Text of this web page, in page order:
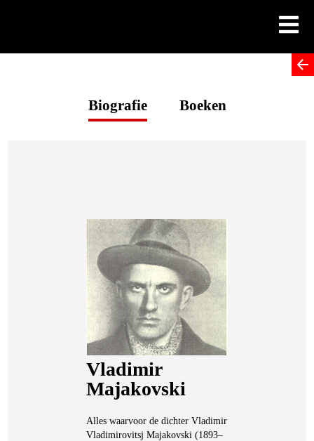
Biografie Boeken
Vladimir
Majakovski
Alles waarvoor de dichter Vladimir
Vladimirovitsj Majakovski (1893–